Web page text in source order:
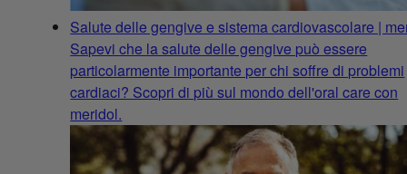
Salute delle gengive e sistema cardiovascolare |
Sapevi che la salute delle gengive può essere
particolarmente importante per chi soffre di problemi
cardiaci? Scopri di più sul mondo dell'oral care con
meridol.